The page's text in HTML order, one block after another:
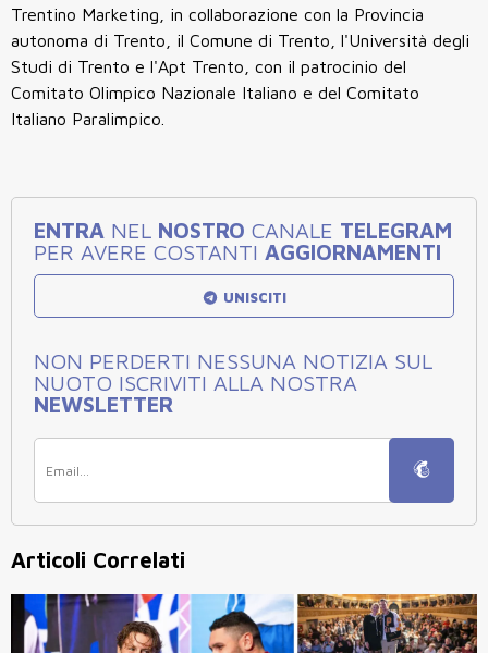
Trentino Marketing, in collaborazione con la Provincia
autonoma di Trento, il Comune di Trento, l'Università degli
Studi di Trento e l'Apt Trento, con il patrocinio del
Comitato Olimpico Nazionale Italiano e del Comitato
Italiano Paralimpico.
ENTRA NEL NOSTRO CANALE TELEGRAM
PER AVERE COSTANTI AGGIORNAMENTI
UNISCITI
NON PERDERTI NESSUNA NOTIZIA SUL
NUOTO ISCRIVITI ALLA NOSTRA
NEWSLETTER
Articoli Correlati